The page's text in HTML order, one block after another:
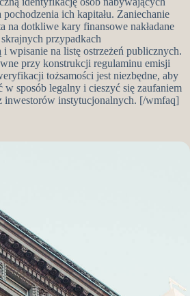
ich kapitału. Zaniechanie
na dotkliwe kary finansowe nakładane
przypadkach
wpisanie na listę ostrzeżeń publicznych.
przy konstrukcji regulaminu emisji
tożsamości jest niezbędne, aby
sposób legalny i cieszyć się zaufaniem
inwestorów instytucjonalnych. [/wmfaq]